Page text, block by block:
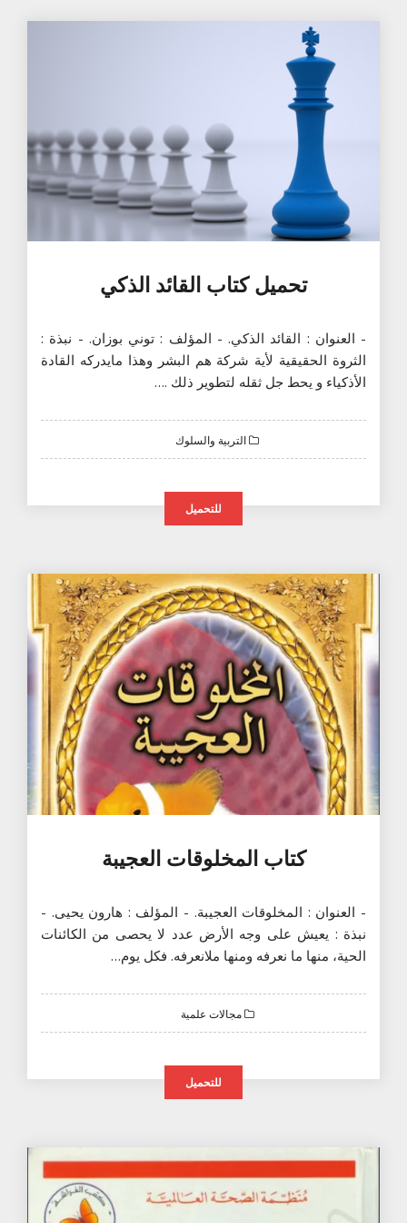
تحميل كتاب القائد الذكي
- العنوان : القائد الذكي. - المؤلف : توني بوزان. - نبذة :
الثروة الحقيقية لأية شركة هم البشر وهذا مايدركه القادة
الأذكياء و يحط جل ثقله لتطوير ذلك .…
التربية والسلوك
للتحميل
كتاب المخلوقات العجيبة
- العنوان : المخلوقات العجيبة. - المؤلف : هارون يحيى. -
نبذة : يعيش على وجه الأرض عدد لا يحصى من الكائنات
الحية، منها ما نعرفه ومنها ملانعرفه. فكل يوم…
مجالات علمية
للتحميل